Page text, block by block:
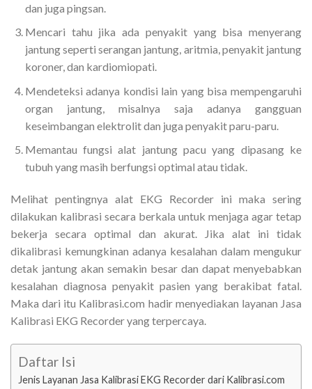
dan juga pingsan.
Mencari tahu jika ada penyakit yang bisa menyerang
jantung seperti serangan jantung, aritmia, penyakit jantung
koroner, dan kardiomiopati.
Mendeteksi adanya kondisi lain yang bisa mempengaruhi
organ jantung, misalnya saja adanya gangguan
keseimbangan elektrolit dan juga penyakit paru-paru.
Memantau fungsi alat jantung pacu yang dipasang ke
tubuh yang masih berfungsi optimal atau tidak.
Melihat pentingnya alat EKG Recorder ini maka sering
dilakukan kalibrasi secara berkala untuk menjaga agar tetap
bekerja secara optimal dan akurat. Jika alat ini tidak
dikalibrasi kemungkinan adanya kesalahan dalam mengukur
detak jantung akan semakin besar dan dapat menyebabkan
kesalahan diagnosa penyakit pasien yang berakibat fatal.
Maka dari itu Kalibrasi.com hadir menyediakan layanan Jasa
Kalibrasi EKG Recorder yang terpercaya.
Daftar Isi
Jenis Layanan Jasa Kalibrasi EKG Recorder dari Kalibrasi.com